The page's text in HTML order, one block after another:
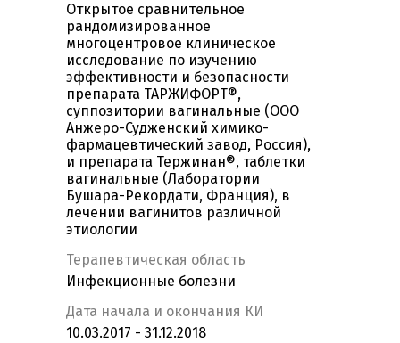
Открытое сравнительное
рандомизированное
многоцентровое клиническое
исследование по изучению
эффективности и безопасности
препарата ТАРЖИФОРТ®,
суппозитории вагинальные (ООО
Анжеро-Судженский химико-
фармацевтический завод, Россия),
и препарата Тержинан®, таблетки
вагинальные (Лаборатории
Бушара-Рекордати, Франция), в
лечении вагинитов различной
этиологии
Терапевтическая область
Инфекционные болезни
Дата начала и окончания КИ
10.03.2017 - 31.12.2018